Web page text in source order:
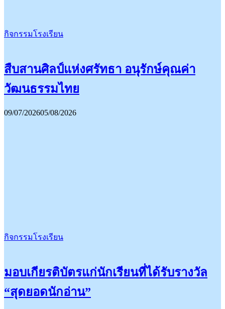
กิจกรรมโรงเรียน
สืบสานศิลป์แห่งศรัทธา อนุรักษ์คุณค่า
วัฒนธรรมไทย
09/07/202605/08/2026
กิจกรรมโรงเรียน
มอบเกียรติบัตรแก่นักเรียนที่ได้รับรางวัล
“สุดยอดนักอ่าน”